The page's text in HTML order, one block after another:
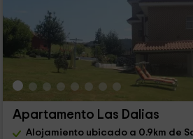
Apartamento Las Dalias
Alojamiento ubicado a 0.9km de